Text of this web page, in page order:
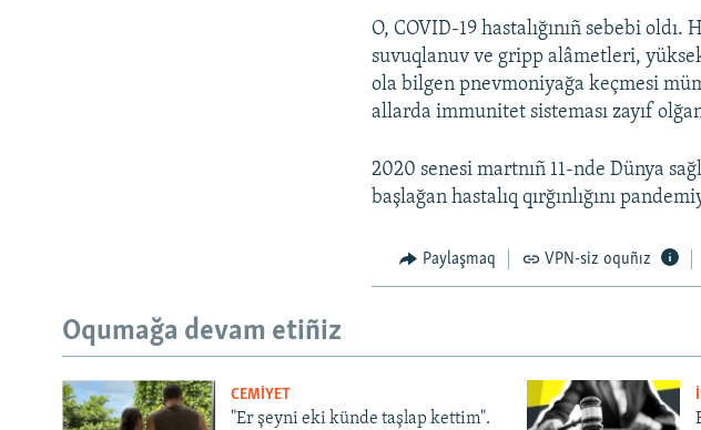
O, COVID-19 hastalığınıñ sebebi
suvuqlanuv ve gripp alâmetleri,
ola bilgen pnevmoniyağa keçmesi
allarda immunitet sisteması zayıf
2020 senesi martnıñ 11-nde Dünya
başlağan hastalıq qırğınlığını
Paylaşmaq VPN-siz oquñız
Oqumağa devam etiñiz
CEMİYET
"Er şeyni eki künde taşlap kettim".